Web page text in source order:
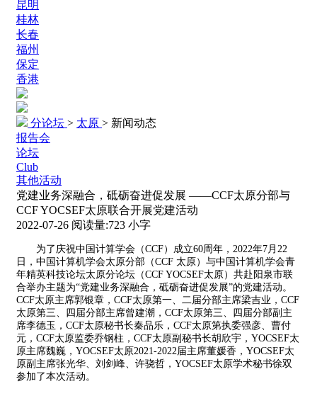
昆明
桂林
长春
福州
保定
香港
分论坛 > 太原 > 新闻动态
报告会
论坛
Club
其他活动
党建业务深融合，砥砺奋进促发展 ——CCF太原分部与
CCF YOCSEF太原联合开展党建活动
2022-07-26 阅读量:723 小字
为了庆祝中国计算学会（CCF）成立60周年，2022年7月22
日，中国计算机学会太原分部（CCF 太原）与中国计算机学会青
年精英科技论坛太原分论坛（CCF YOCSEF太原）共赴阳泉市联
合举办主题为“党建业务深融合，砥砺奋进促发展”的党建活动。
CCF太原主席郭银章，CCF太原第一、二届分部主席梁吉业，CCF
太原第三、四届分部主席曾建潮，CCF太原第三、四届分部副主
席李德玉，CCF太原秘书长秦品乐，CCF太原第执委强彦、曹付
元，CCF太原监委乔钢柱，CCF太原副秘书长胡欣宇，YOCSEF太
原主席魏巍，YOCSEF太原2021-2022届主席董媛香，YOCSEF太
原副主席张光华、刘剑峰、许骁哲，YOCSEF太原学术秘书徐双
参加了本次活动。